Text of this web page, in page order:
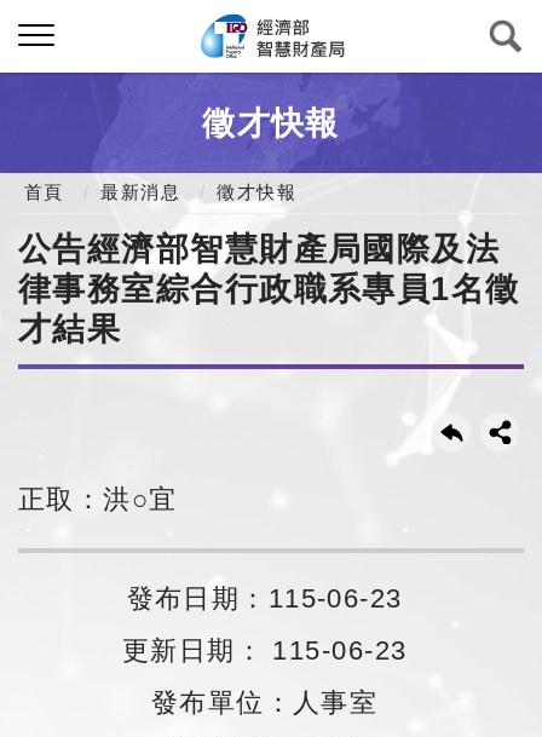
徵才快報
首頁 最新消息 徵才快報
公告經濟部智慧財產局國際及法
律事務室綜合行政職系專員1名徵
才結果
正取：洪○宜
發布日期：115-06-23
更新日期： 115-06-23
發布單位：人事室